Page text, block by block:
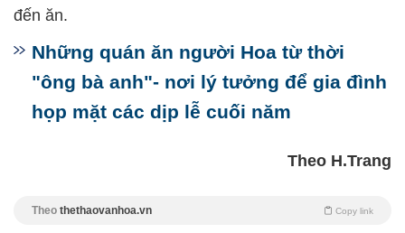
đến ăn.
Những quán ăn người Hoa từ thời
"ông bà anh"- nơi lý tưởng để gia đình
họp mặt các dịp lễ cuối năm
Theo H.Trang
Theo thethaovanhoa.vn Copy link